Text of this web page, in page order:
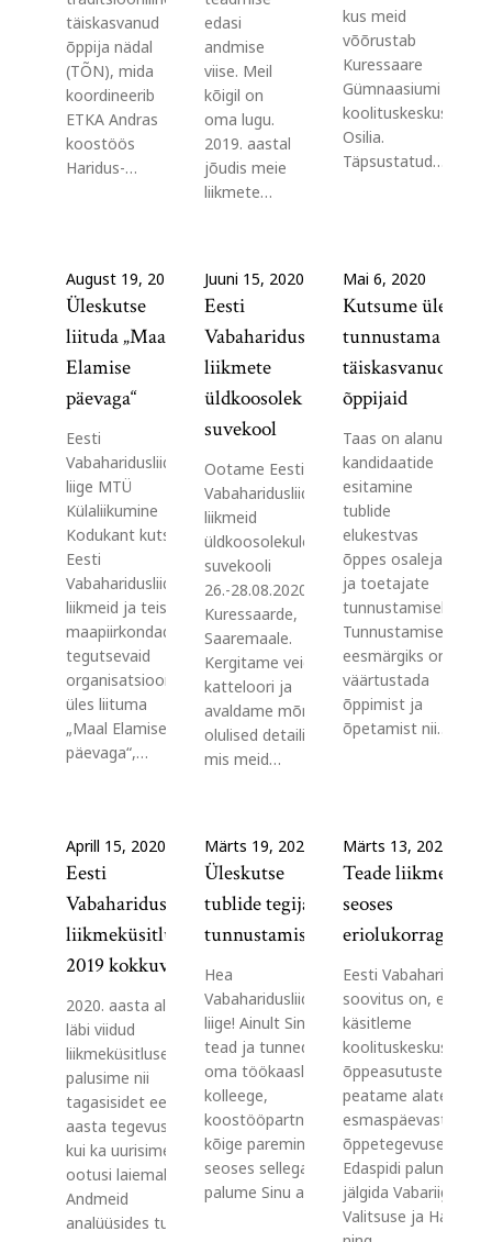
täiskasvanud
õppija nädal
(TÕN), mida
koordineerib
ETKA Andras
koostöös
Haridus-…
edasi
andmise
viise. Meil
kõigil on
oma lugu.
2019. aastal
jõudis meie
liikmete…
kus meid
võõrustab
Kuressaare
Gümnaasiumi
koolituskeskus
Osilia.
Täpsustatud…
August 19, 2020
Üleskutse
liituda „Maal
Elamise
päevaga“
Eesti
Vabaharidusliidu
liige MTÜ
Külaliikumine
Kodukant kutsub
Eesti
Vabaharidusliidu
liikmeid ja teisi
maapiirkondades
tegutsevaid
organisatsioone
üles liituma
„Maal Elamise
päevaga“,…
Juuni 15, 2020
Eesti
Vabaharidusliidu
liikmete
üldkoosolek ja
suvekool
Ootame Eesti
Vabaharidusliidu
liikmeid
üldkoosolekule ja
suvekooli
26.-28.08.2020
Kuressaarde,
Saaremaale.
Kergitame veidi
katteloori ja
avaldame mõned
olulised detailid,
mis meid…
Mai 6, 2020
Kutsume üles
tunnustama
täiskasvanud
õppijaid
Taas on alanud
kandidaatide
esitamine
tublide
elukestvas
õppes osalejate
ja toetajate
tunnustamiseks.
Tunnustamise
eesmärgiks on
väärtustada
õppimist ja
õpetamist nii…
Aprill 15, 2020
Eesti
Vabaharidusliidu
liikmeküsitluse
2019 kokkuvõte
2020. aasta alguse
läbi viidud
liikmeküsitluses
palusime nii
tagasisidet eelmise
aasta tegevustele,
kui ka uurisime
ootusi laiemalt.
Andmeid
analüüsides tuleb…
Märts 19, 2020
Üleskutse
tublide tegijate
tunnustamiseks
Hea
Vabaharidusliidu
liige! Ainult Sina
tead ja tunned
oma töökaaslasi,
kolleege,
koostööpartnereid
kõige paremini. Ja
seoses sellega
palume Sinu abi.…
Märts 13, 2020
Teade liikmetele
seoses
eriolukorraga
Eesti
soovitus on, et
käsitleme
koolituskeskuseid
õppeasutustena ja
peatame alates
esmaspäevast
õppetegevuse.
Edaspidi palume
jälgida Vabariigi
Valitsuse ja Haridus-